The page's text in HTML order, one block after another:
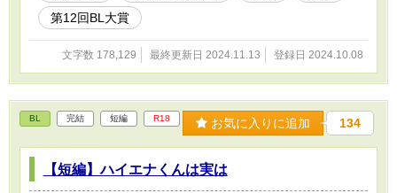
第12回BL大賞
文字数 178,129 最終更新日 2024.11.13 登録日 2024.10.08
BL 完結 短編 R18 お気に入りに追加 134
【短編】ハイエナくんは実は